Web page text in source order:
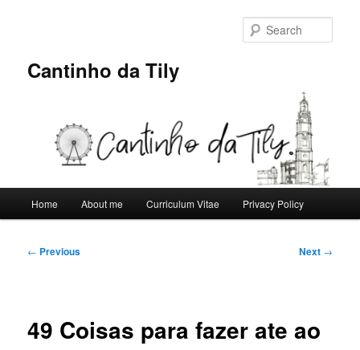
Cantinho da Tily
Home About me Curriculum Vitae Privacy Policy
Post
← Previous Next →
49 Coisas para fazer ate ao